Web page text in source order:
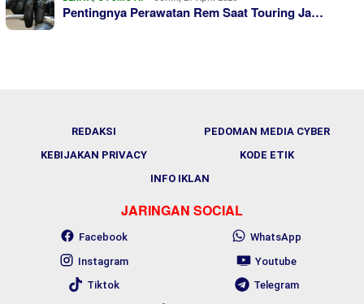
Pentingnya Perawatan Rem Saat Touring Ja…
REDAKSI
PEDOMAN MEDIA CYBER
KEBIJAKAN PRIVACY
KODE ETIK
INFO IKLAN
JARINGAN SOCIAL
Facebook
WhatsApp
Instagram
Youtube
Tiktok
Telegram